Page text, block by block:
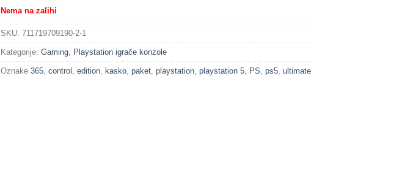
Nema na zalihi
SKU: 711719709190-2-1
Kategorije: Gaming Playstation igrače konzole
Oznake 365 control edition kasko paket playstation playstation 5 PS ps5 ultimate